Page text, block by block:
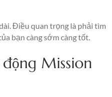
Điều quan trọng là phải tìm
bạn càng sớm càng tốt.
Mission